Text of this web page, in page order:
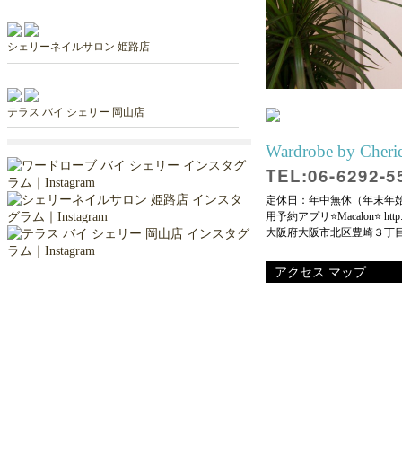
シェリーネイルサロン 姫路店
テラス バイ シェリー 岡山店
Wardrobe by
TEL:06-6292-
定休日：年中無休（年末年
用予約アプリ⭐️Macalon⭐️
大阪府大阪市北区豊崎３丁
アクセス マップ